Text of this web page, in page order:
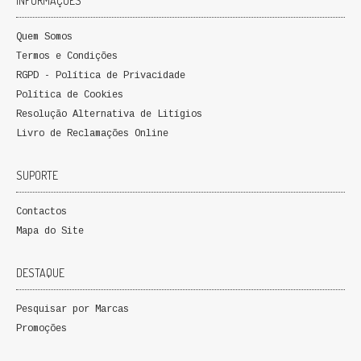
QUEM SOMOS
PROMOÇÕES
VER CARRINHO
CONTACTOS
Quem Somos
Termos e Condições
RGPD - Política de Privacidade
Política de Cookies
Resolução Alternativa de Litígios
Livro de Reclamações Online
SUPORTE
Contactos
Mapa do Site
DESTAQUE
Pesquisar por Marcas
Promoções